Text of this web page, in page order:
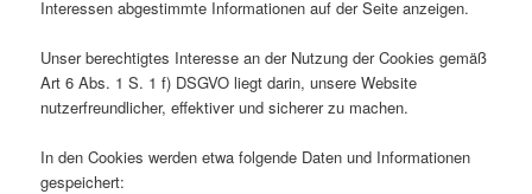
Interessen abgestimmte Informationen auf der Seite anzeigen.
Unser berechtigtes Interesse an der Nutzung der Cookies gemäß
Art 6 Abs. 1 S. 1 f) DSGVO liegt darin, unsere Website
nutzerfreundlicher, effektiver und sicherer zu machen.
In den Cookies werden etwa folgende Daten und Informationen
gespeichert: